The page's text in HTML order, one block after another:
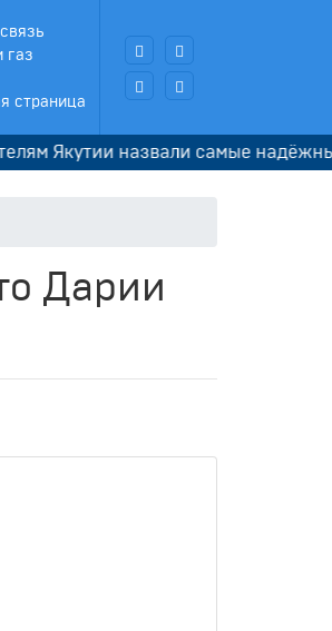
газ
страница
Якутии назвали самые надёжные
Дарии